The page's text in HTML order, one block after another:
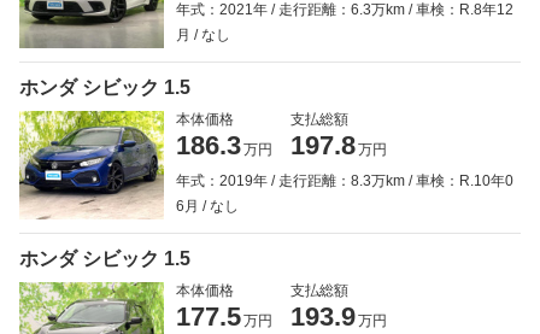
年式：2021年
走行距離：6.3万km
車検：R.8年12
月
なし
ホンダ シビック 1.5
本体価格
186.3万円
支払総額
197.8万円
年式：2019年
走行距離：8.3万km
車検：R.10年0
6月
なし
ホンダ シビック 1.5
本体価格
177.5万円
支払総額
193.9万円